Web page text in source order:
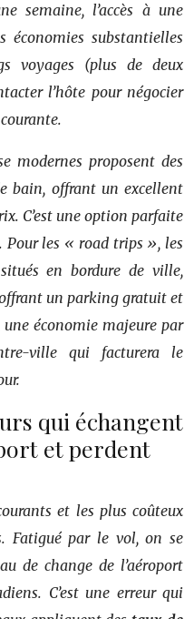
semaine, l’accès à une
économies substantielles
voyages (plus de deux
l’hôte pour négocier
modernes proposent des
bain, offrant un excellent
C’est une option parfaite
Pour les « road trips », les
en bordure de ville,
un parking gratuit et
économie majeure par
ville qui facturera le
qui échangent
et perdent
et les plus coûteux
Fatigué par le vol, on se
de change de l’aéroport
C’est une erreur qui